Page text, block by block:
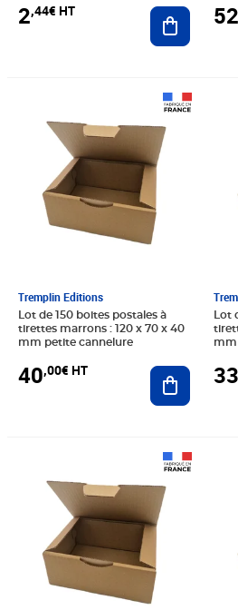
2,44€ HT Ajouter52
Tremplin Editions
Lot de 150 boites postales à
tirettes marrons : 120 x 70 x 40
mm petite cannelure
40,00€ HT Ajouter
Lot
mm
33